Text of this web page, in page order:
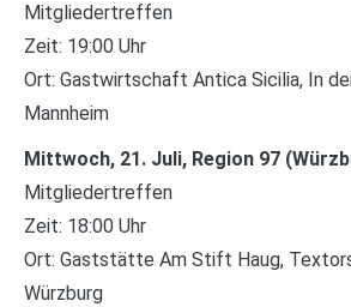
Mitgliedertreffen
Zeit: 19:00 Uhr
Ort: Gastwirtschaft Antica Sicilia, In
Mannheim
Mittwoch, 21. Juli, Region 97
Mitgliedertreffen
Zeit: 18:00 Uhr
Ort: Gaststätte Am Stift Haug,
Würzburg